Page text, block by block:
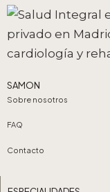
SAMON
Sobre nosotros
FAQ
Contacto